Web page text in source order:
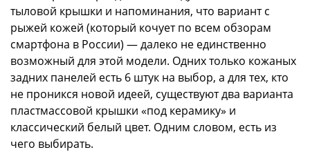
тыловой крышки и напоминания, что вариант с
рыжей кожей (который кочует по всем обзорам
смартфона в России) — далеко не единственно
возможный для этой модели. Одних только кожаных
задних панелей есть 6 штук на выбор, а для тех, кто
не проникся новой идеей, существуют два варианта
пластмассовой крышки «под керамику» и
классический белый цвет. Одним словом, есть из
чего выбирать.